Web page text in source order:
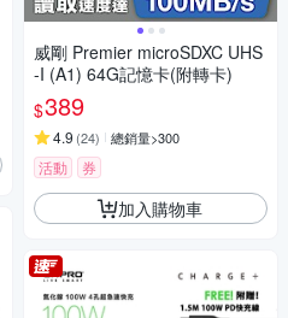
威剛 Premier microSDXC UHS
-I (A1) 64G記憶卡(附轉卡)
$389
4.9 (24) 總銷量>300
活動 券
加入購物車